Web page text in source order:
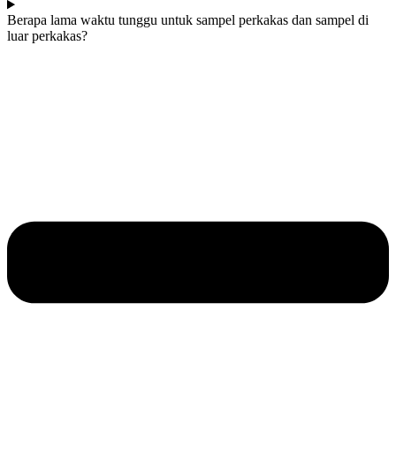
Berapa lama waktu tunggu untuk sampel perkakas dan sampel di
luar perkakas?